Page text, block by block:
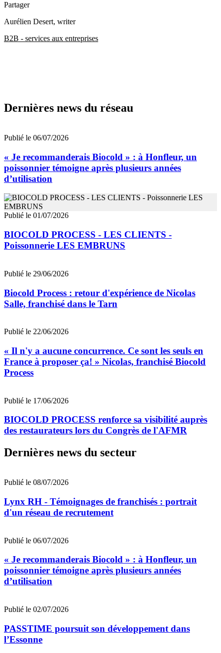
Partager
Aurélien Desert, writer
B2B - services aux entreprises
Dernières news du réseau
Publié le 06/07/2026
« Je recommanderais Biocold » : à Honfleur, un
poissonnier témoigne après plusieurs années
d’utilisation
Publié le 01/07/2026
BIOCOLD PROCESS - LES CLIENTS -
Poissonnerie LES EMBRUNS
Publié le 29/06/2026
Biocold Process : retour d'expérience de Nicolas
Salle, franchisé dans le Tarn
Publié le 22/06/2026
« Il n'y a aucune concurrence. Ce sont les seuls en
France à proposer ça! » Nicolas, franchisé Biocold
Process
Publié le 17/06/2026
BIOCOLD PROCESS renforce sa visibilité auprès
des restaurateurs lors du Congrès de l'AFMR
Dernières news du secteur
Publié le 08/07/2026
Lynx RH - Témoignages de franchisés : portrait
d'un réseau de recrutement
Publié le 06/07/2026
« Je recommanderais Biocold » : à Honfleur, un
poissonnier témoigne après plusieurs années
d’utilisation
Publié le 02/07/2026
PASSTIME poursuit son développement dans
l’Essonne